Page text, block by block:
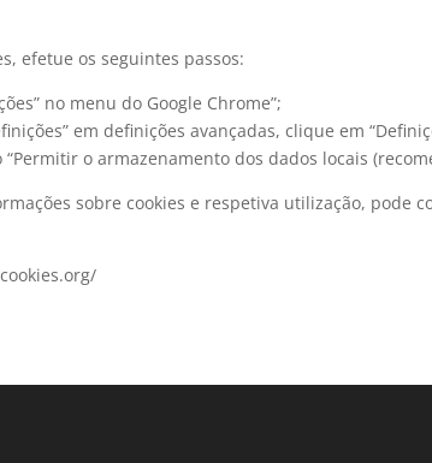
efetue os seguintes passos:
no menu do Google Chrome”;
em definições avançadas, clique em
“Permitir o armazenamento dos dados locais
sobre cookies e respetiva utilização, pode